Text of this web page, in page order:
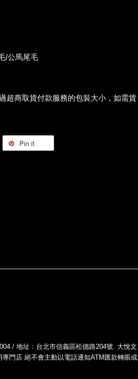
/公馬尾毛
超商取貨付款服務的包裝大小，如需貨
Pin it
/ 地址：台北市信義區松德路204號. 大悅文
門店 絕不會主動以電話通知ATM匯款轉賬或